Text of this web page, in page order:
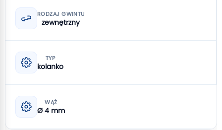
RODZAJ GWINTU
zewnętrzny
TYP
kolanko
WĄŻ
Ø 4 mm